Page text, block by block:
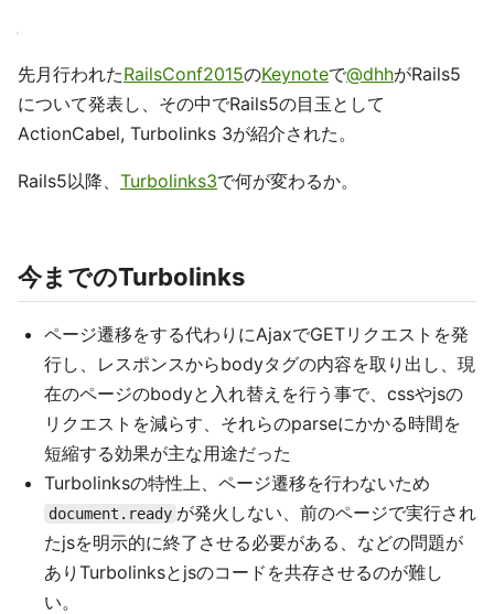
先月行われたRailsConf2015のKeynoteで@dhhがRails5
について発表し、その中でRails5の目玉として
ActionCabel, Turbolinks 3が紹介された。
Rails5以降、 Turbolinks3で何が変わるか。
今までのTurbolinks
ページ遷移をする代わりにAjaxでGETリクエストを発
行し、レスポンスからbodyタグの内容を取り出し、現
在のページのbodyと入れ替えを行う事で、cssやjsの
リクエストを減らす、それらのparseにかかる時間を
短縮する効果が主な用途だった
Turbolinksの特性上、ページ遷移を行わないため
document.ready が発火しない、前のページで実行され
たjsを明示的に終了させる必要がある、などの問題が
ありTurbolinksとjsのコードを共存させるのが難し
い。